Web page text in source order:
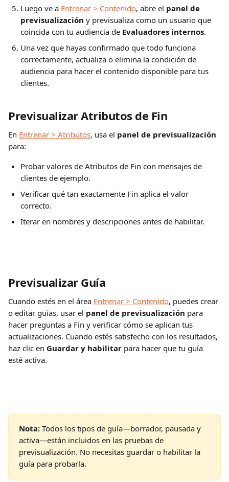
Luego ve a Entrenar > Contenido, abre el panel de
previsualización y previsualiza como un usuario que
coincida con tu audiencia de Evaluadores internos.
Una vez que hayas confirmado que todo funciona
correctamente, actualiza o elimina la condición de
audiencia para hacer el contenido disponible para tus
clientes.
Previsualizar Atributos de Fin
En Entrenar > Atributos, usa el panel de previsualización
para:
Probar valores de Atributos de Fin con mensajes de
clientes de ejemplo.
Verificar qué tan exactamente Fin aplica el valor
correcto.
Iterar en nombres y descripciones antes de habilitar.
Previsualizar Guía
Cuando estés en el área Entrenar > Contenido, puedes crear
o editar guías, usar el panel de previsualización para
hacer preguntas a Fin y verificar cómo se aplican tus
actualizaciones. Cuando estés satisfecho con los resultados,
haz clic en Guardar y habilitar para hacer que tu guía
esté activa.
Nota: Todos los tipos de guía—borrador, pausada y
activa—están incluidos en las pruebas de
previsualización. No necesitas guardar o habilitar la
guía para probarla.